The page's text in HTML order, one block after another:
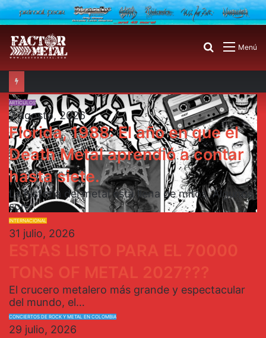
Menú
Buscar
ARTÍCULOS
2 agosto, 2026
Florida, 1988: El año en que el
Death Metal aprendió a contar
hasta siete.
La historia del metal está llena de mitos. Algunos
son…
INTERNACIONAL
31 julio, 2026
ESTAS LISTO PARA EL 70000
TONS OF METAL 2027???
El crucero metalero más grande y espectacular
del mundo, el…
CONCIERTOS DE ROCK Y METAL EN COLOMBIA
29 julio, 2026